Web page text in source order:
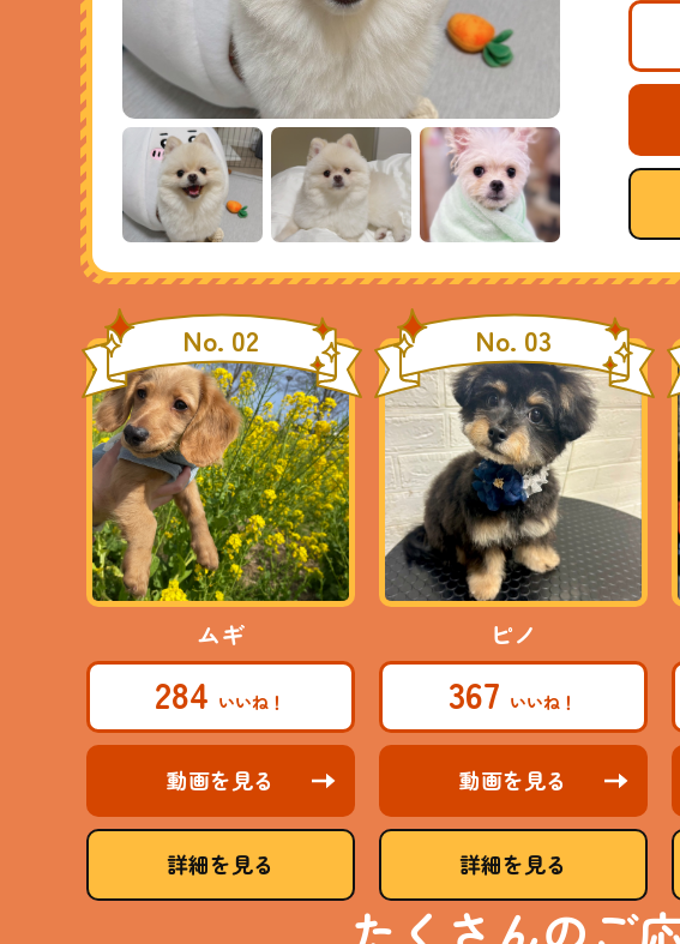
No. 02
ムギ
284
動画を見る
詳細を見る
No. 03
ピノ
367
動画を見る
詳細を見る